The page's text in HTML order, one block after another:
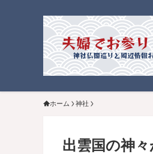
ホーム 神社
出雲国の神